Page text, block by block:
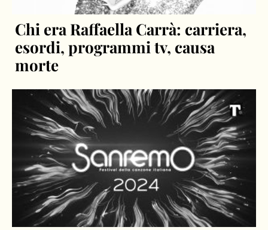
Chi era Raffaella Carrà: carriera,
esordi, programmi tv, causa
morte